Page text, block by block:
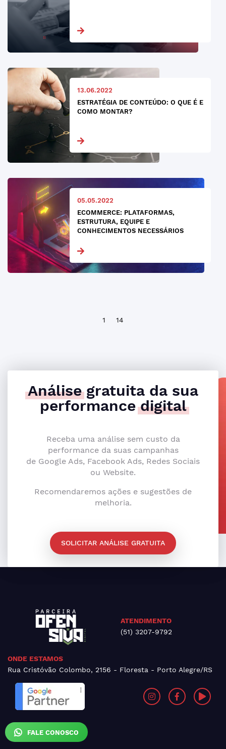
FALE CONOSCO
13.06.2022
ESTRATÉGIA DE CONTEÚDO: O QUE É E
COMO MONTAR?
05.05.2022
ECOMMERCE: PLATAFORMAS,
ESTRUTURA, EQUIPE E
CONHECIMENTOS NECESSÁRIOS
1 14
Análisegratuita da sua
performancedigital
Receba uma análise sem custo da
performance da suas campanhas
de Google Ads, Facebook Ads, Redes Sociais
ou Website.
Recomendaremos ações e sugestões de
melhoria.
SOLICITAR ANÁLISE GRATUITA
ATENDIMENTO
(51) 3207-9792
ONDE ESTAMOS
Rua Cristóvão Colombo, 2156 - Floresta - Porto Alegre/RS